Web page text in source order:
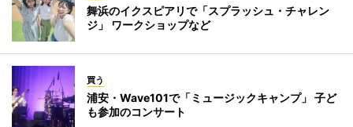
舞浜のイクスピアリで「スプラッシュ・チャレン
ジ」 ワークショップなど
買う
浦安・Wave101で「ミュージックキャンプ」 子ど
も参加のコンサート